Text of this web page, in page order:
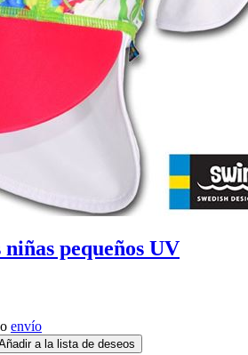
pequeños UV
envío